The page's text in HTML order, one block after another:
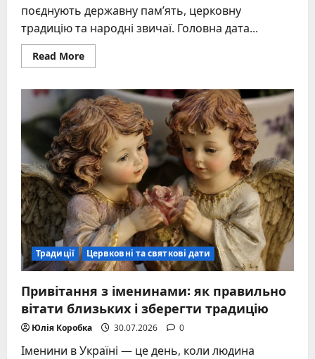
поєднують державну пам’ять, церковну
традицію та народні звичаї. Головна дата...
Read MoreRead
more
липень:
повний
гід
державними,
церковними
та
народними
датами
Традиції Цервковні та святкові дати
Привітання з іменинами: як правильно
вітати близьких і зберегти традицію
Юлія Коробка 30.07.2026 0
Іменини в Україні — це день, коли людина